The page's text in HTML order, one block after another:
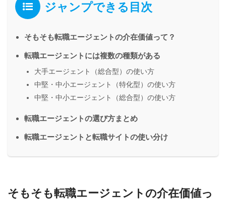
ジャンプできる目次
そもそも転職エージェントの介在価値って？
転職エージェントには複数の種類がある
大手エージェント（総合型）の使い方
中堅・中小エージェント（特化型）の使い方
中堅・中小エージェント（総合型）の使い方
転職エージェントの選び方まとめ
転職エージェントと転職サイトの使い分け
そもそも転職エージェントの介在価値っ